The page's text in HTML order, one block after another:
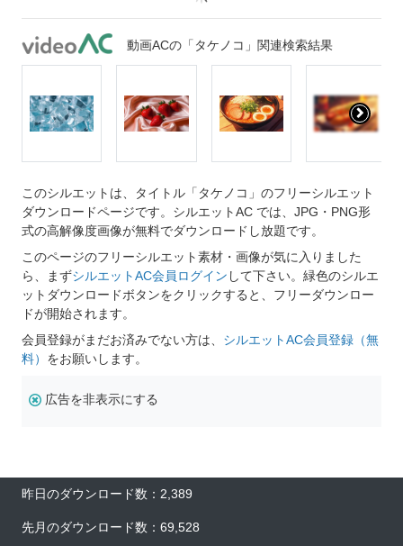
動画ACの「タケノコ」関連検索結果
このシルエットは、タイトル「タケノコ」のフリーシルエット
ダウンロードページです。シルエットAC では、JPG・PNG形
式の高解像度画像が無料でダウンロードし放題です。
このページのフリーシルエット素材・画像が気に入りました
ら、まずシルエットAC会員ログイン して下さい。緑色のシルエ
ットダウンロードボタンをクリックすると、フリーダウンロー
ドが開始されます。
会員登録がまだお済みでない方は、 シルエットAC会員登録（無
料） をお願いします。
広告を非表示にする
昨日のダウンロード数：2,389
先月のダウンロード数：69,528